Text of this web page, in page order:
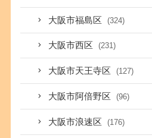
大阪市福島区 (324)
大阪市西区 (231)
大阪市天王寺区 (127)
大阪市阿倍野区 (96)
大阪市浪速区 (176)